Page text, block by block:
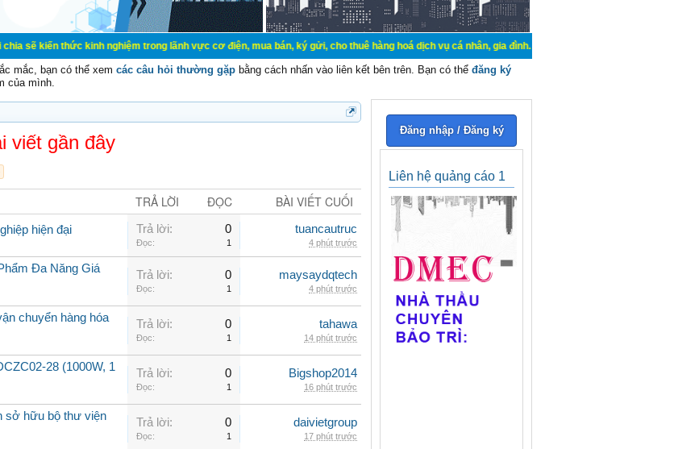
kinh nghiệm trong lãnh vực cơ điện, mua bán, ký gửi, cho thuê hàng hoá dịch vụ cá nhân, gia đình. Mua bán, ký gửi, cho thuê thiết bị hệ
mắc, bạn có thể xem các câu hỏi thường gặp bằng cách nhấn vào liên kết bên trên. Bạn có thể đăng ký
của mình.
viết gần đây
TRẢ LỜI ĐỌC BÀI VIẾT CUỐI
hiện đại Trả lời: 0
Đọc: 1
tuancautruc
4 phút trước
Đa Năng Giá
Trả lời: 0
Đọc: 1
maysaydqtech
4 phút trước
chuyển hàng hóa
Trả lời: 0
Đọc: 1
tahawa
14 phút trước
28 (1000W, 1
Trả lời: 0
Đọc: 1
Bigshop2014
16 phút trước
sở hữu bộ thư viện
Trả lời: 0
Đọc: 1
daivietgroup
17 phút trước
Đăng nhập / Đăng ký
Liên hệ quảng cáo 1